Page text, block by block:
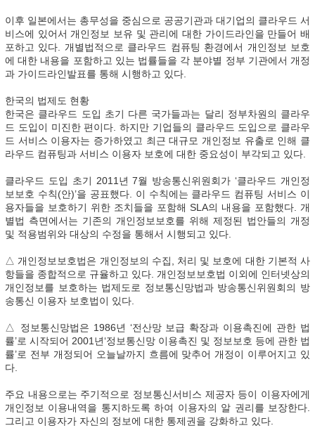
이후 일본에서는 총무성을 중심으로 공공기관과 대기업의 클라우드 서
비스에 있어서 개인정보 보유 및 관리에 대한 가이드라인을 만들어 배
포하고 있다. 개별법적으로 클라우드 컴퓨팅 환경에서 개인정보 보호
에 대한 내용을 포함하고 있는 법률들을 각 분야별 정부 기관에서 개정
과 가이드라인발표를 통해 시행하고 있다.
한국의 법제도 현황
한국은 클라우드 도입 초기 다른 국가들과는 달리 정부차원의 클라우
드 도입이 미진한 편이다. 하지만 기업들의 클라우드 도입으로 클라우
드 서비스 이용자는 증가하였고 최근 대규모 개인정보 유출로 인해 클
라우드 컴퓨팅과 서비스 이용자 보호에 대한 중요성이 부각되고 있다.
클라우드 도입 초기 2011년 7월 방송통신위원회가 ‘클라우드 개인정
보보호 수칙(안)’을 공표했다. 이 수칙에는 클라우드 컴퓨팅 서비스 이
용자들을 보호하기 위한 조치들을 포함해 SLA의 내용을 포함했다. 개
별법 측면에서는 기존의 개인정보보호를 위해 제정된 법안들의 개정
및 적용범위와 대상의 수정을 통해서 시행되고 있다.
△ 개인정보보호법은 개인정보의 수집, 처리 및 보호에 대한 기본적 사
항들을 종합적으로 규율하고 있다. 개인정보보호법 이외에 인터넷상의
개인정보를 보호하는 법제도로 정보통신망법과 방송통신위원회의 방
송통신 이용자 보호법이 있다.
△ 정보통신망법은 1986년 ‘전산망 보급 확장과 이용촉진에 관한 법
률’로 시작되어 2001년‘정보통신망 이용촉진 및 정보보호 등에 관한 법
률’로 전부 개정되어 오늘날까지 흐름에 맞추어 개정이 이루어지고 있
다.
주요 내용으로는 주기적으로 정보통신서비스 제공자 등이 이용자에게
개인정보 이용내역을 통지하도록 하여 이용자의 알 권리를 보장한다.
그리고 이용자가 자신의 정보에 대한 통제권을 강화하고 있다.